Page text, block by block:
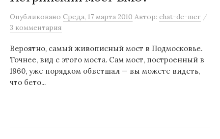
м
у
Опубликовано Среда, 17 марта 2010 Автор: chat-de-mer /
3 комментария
Вероятно, самый живописный мост в Подмосковье.
Точнее, вид с этого моста. Сам мост, построенный в
1960, уже порядком обветшал — вы можете видеть,
что бето...